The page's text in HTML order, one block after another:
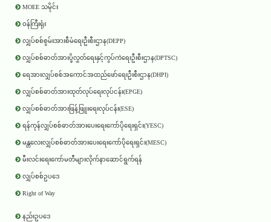
MOEE သမိုင်း
ဝန်ကြီးရုံး
လျှပ်စစ်စွမ်းအားစီမံရေးဦးစီးဌာန(DEPP)
လျှပ်စစ်ဓာတ်အားပို့လွှတ်ရေးနှင့်ကွပ်ကဲရေးဦးစီးဌာန(DPTSC)
ရေအားလျှပ်စစ်အကောင်အထည်ဖော်ရေးဦးစီးဌာန(DHPI)
လျှပ်စစ်ဓာတ်အားထုတ်လုပ်ရေးလုပ်ငန်း(EPGE)
လျှပ်စစ်ဓာတ်အားဖြန့်ဖြူးရေးလုပ်ငန်း(ESE)
ရန်ကုန်လျှပ်စစ်ဓာတ်အားပေးရေးကော်ပိုရေးရှင်း(YESC)
မန္တလေးလျှပ်စစ်ဓာတ်အားပေးရေးကော်ပိုရေးရှင်း(MESC)
မီးလင်းရေးကော်မတီများလိုက်နာဆောင်ရွက်ရန်
လျှပ်စစ်ဥပဒေ
Right of Way
နည်းဥပဒေ